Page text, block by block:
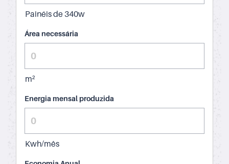
Painéis de 340w
Área necessária
m²
Energia mensal produzida
Kwh/mês